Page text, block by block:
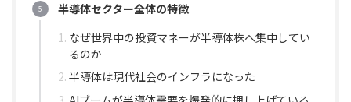
半導体セクター全体の特徴
なぜ世界中の投資マネーが半導体株へ集中してい
るのか
半導体は現代社会のインフラになった